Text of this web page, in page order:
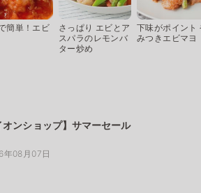
簡単！エビ
さっぱり エビとア
スパラのレモンバ
ター炒め
下味がポイント
みつきエビマヨ
オンショップ】サマーセール
年08月07日